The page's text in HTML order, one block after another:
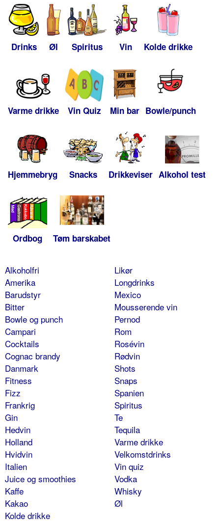
Drinks Øl Spiritus Vin Kolde drikke
Varme drikke Vin Quiz Min bar Bowle/punch
Hjemmebryg Snacks Drikkeviser Alkohol test
Ordbog Tøm barskabet
Alkoholfri
Amerika
Barudstyr
Bitter
Bowle og punch
Campari
Cocktails
Cognac brandy
Danmark
Fitness
Fizz
Frankrig
Gin
Hedvin
Holland
Hvidvin
Italien
Juice og smoothies
Kaffe
Kakao
Kolde drikke
Likør
Longdrinks
Mexico
Mousserende vin
Pernod
Rom
Rosévin
Rødvin
Shots
Snaps
Spanien
Spiritus
Te
Tequila
Varme drikke
Velkomstdrinks
Vin quiz
Vodka
Whisky
Øl